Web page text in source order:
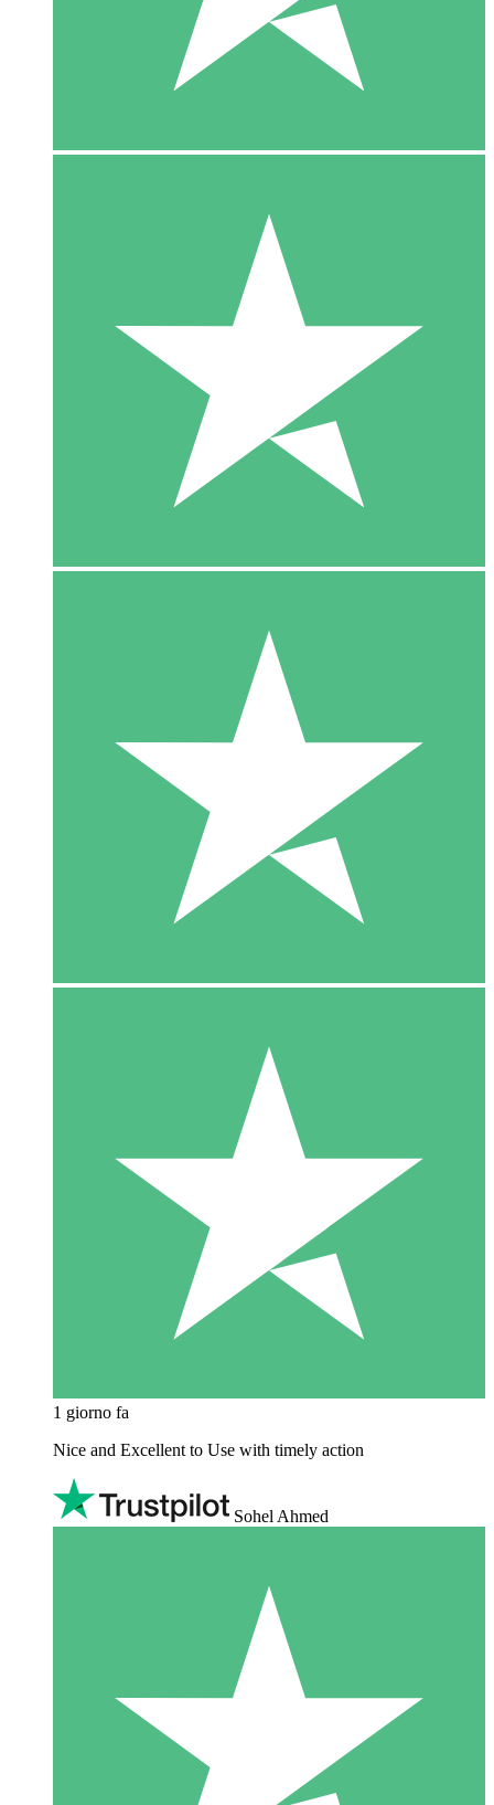
1 giorno fa
Nice and Excellent to Use with timely action
Sohel Ahmed